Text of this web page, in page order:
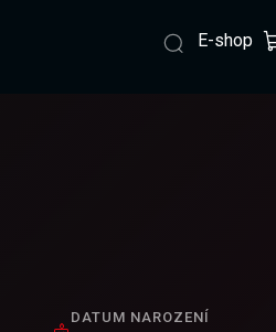
E-shop
DATUM NAROZENÍ